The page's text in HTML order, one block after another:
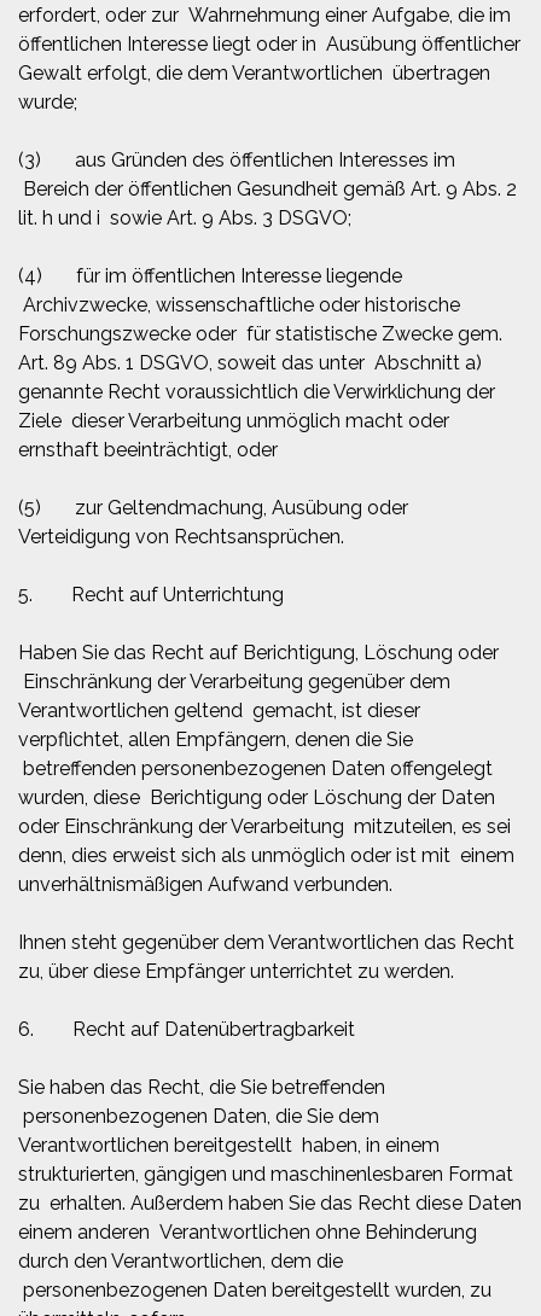
erfordert, oder zur Wahrnehmung einer Aufgabe, die im
öffentlichen Interesse liegt oder in Ausübung öffentlicher
Gewalt erfolgt, die dem Verantwortlichen übertragen
wurde;
(3) aus Gründen des öffentlichen Interesses im
Bereich der öffentlichen Gesundheit gemäß Art. 9 Abs. 2
lit. h und i sowie Art. 9 Abs. 3 DSGVO;
(4) für im öffentlichen Interesse liegende
Archivzwecke, wissenschaftliche oder historische
Forschungszwecke oder für statistische Zwecke gem.
Art. 89 Abs. 1 DSGVO, soweit das unter Abschnitt a)
genannte Recht voraussichtlich die Verwirklichung der
Ziele dieser Verarbeitung unmöglich macht oder
ernsthaft beeinträchtigt, oder
(5) zur Geltendmachung, Ausübung oder
Verteidigung von Rechtsansprüchen.
5. Recht auf Unterrichtung
Haben Sie das Recht auf Berichtigung, Löschung oder
Einschränkung der Verarbeitung gegenüber dem
Verantwortlichen geltend gemacht, ist dieser
verpflichtet, allen Empfängern, denen die Sie
betreffenden personenbezogenen Daten offengelegt
wurden, diese Berichtigung oder Löschung der Daten
oder Einschränkung der Verarbeitung mitzuteilen, es sei
denn, dies erweist sich als unmöglich oder ist mit einem
unverhältnismäßigen Aufwand verbunden.
Ihnen steht gegenüber dem Verantwortlichen das Recht
zu, über diese Empfänger unterrichtet zu werden.
6. Recht auf Datenübertragbarkeit
Sie haben das Recht, die Sie betreffenden
personenbezogenen Daten, die Sie dem
Verantwortlichen bereitgestellt haben, in einem
strukturierten, gängigen und maschinenlesbaren Format
zu erhalten. Außerdem haben Sie das Recht diese Daten
einem anderen Verantwortlichen ohne Behinderung
durch den Verantwortlichen, dem die
personenbezogenen Daten bereitgestellt wurden, zu